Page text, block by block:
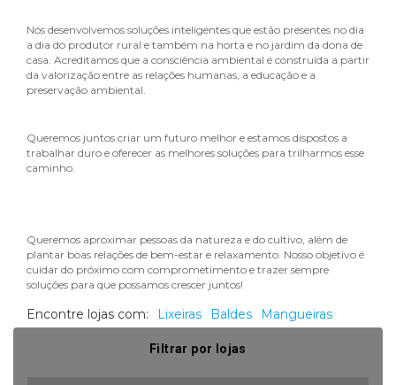
Nós desenvolvemos soluções inteligentes que estão presentes no dia
a dia do produtor rural e também na horta e no jardim da dona de
casa. Acreditamos que a consciência ambiental é construída a partir
da valorização entre as relações humanas, a educação e a
preservação ambiental.
Queremos juntos criar um futuro melhor e estamos dispostos a
trabalhar duro e oferecer as melhores soluções para trilharmos esse
caminho.
Queremos aproximar pessoas da natureza e do cultivo, além de
plantar boas relações de bem-estar e relaxamento. Nosso objetivo é
cuidar do próximo com comprometimento e trazer sempre
soluções para que possamos crescer juntos!
Encontre lojas com: Lixeiras Baldes Mangueiras